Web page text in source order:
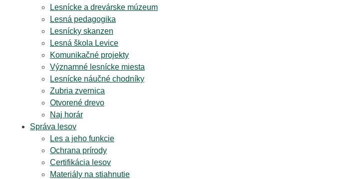
Lesnícke a drevárske múzeum
Lesná pedagogika
Lesnícky skanzen
Lesná škola Levice
Komunikačné projekty
Významné lesnícke miesta
Lesnícke náučné chodníky
Zubria zvernica
Otvorené drevo
Naj horár
Správa lesov
Les a jeho funkcie
Ochrana prírody
Certifikácia lesov
Materiály na stiahnutie